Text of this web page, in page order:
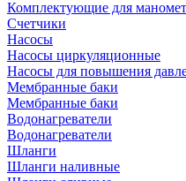
Комплектующие для
Счетчики
Насосы
Насосы циркуляционные
Насосы для повышения
Мембранные баки
Мембранные баки
Водонагреватели
Водонагреватели
Шланги
Шланги наливные